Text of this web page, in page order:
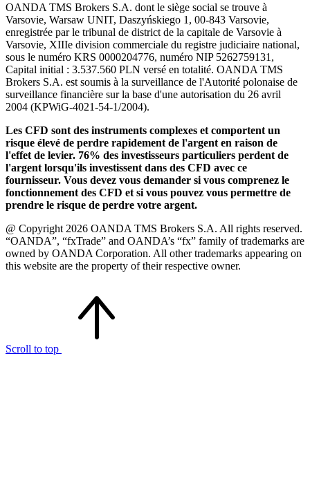
OANDA TMS Brokers S.A. dont le siège social se trouve à
Varsovie, Warsaw UNIT, Daszyńskiego 1, 00-843 Varsovie,
enregistrée par le tribunal de district de la capitale de Varsovie à
Varsovie, XIIIe division commerciale du registre judiciaire national,
sous le numéro KRS 0000204776, numéro NIP 5262759131,
Capital initial : 3.537.560 PLN versé en totalité. OANDA TMS
Brokers S.A. est soumis à la surveillance de l'Autorité polonaise de
surveillance financière sur la base d'une autorisation du 26 avril
2004 (KPWiG-4021-54-1/2004).
Les CFD sont des instruments complexes et comportent un
risque élevé de perdre rapidement de l'argent en raison de
l'effet de levier. 76% des investisseurs particuliers perdent de
l'argent lorsqu'ils investissent dans des CFD avec ce
fournisseur. Vous devez vous demander si vous comprenez le
fonctionnement des CFD et si vous pouvez vous permettre de
prendre le risque de perdre votre argent.
@ Copyright 2026 OANDA TMS Brokers S.A. All rights reserved.
“OANDA”, “fxTrade” and OANDA’s “fx” family of trademarks are
owned by OANDA Corporation. All other trademarks appearing on
this website are the property of their respective owner.
Scroll to top